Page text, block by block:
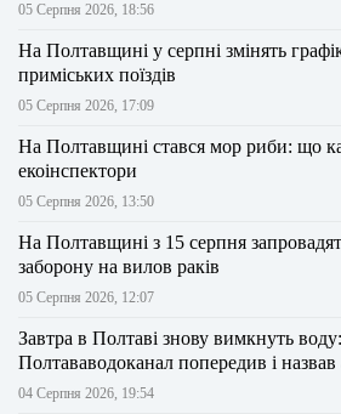
05 Серпня 2026, 18:56
На Полтавщині у серпні змінять
приміських поїздів
05 Серпня 2026, 17:09
На Полтавщині стався мор риби: що
екоінспектори
05 Серпня 2026, 13:50
На Полтавщині з 15 серпня
заборону на вилов раків
05 Серпня 2026, 12:07
Завтра в Полтаві знову вимкнуть воду:
Полтававодоканал попередив і назвав
04 Серпня 2026, 19:54